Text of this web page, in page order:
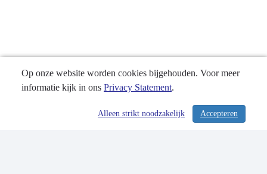
/ 230
Op onze website worden cookies bijgehouden. Voor meer
informatie kijk in ons Privacy Statement.
Accepteren
Alleen strikt noodzakelijk